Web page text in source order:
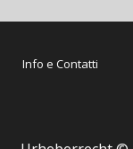
Info e Contatti